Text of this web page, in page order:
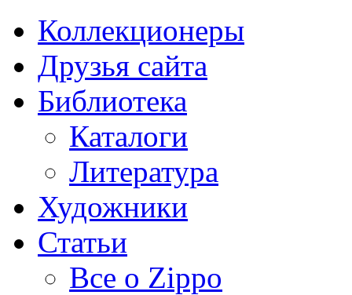
Коллекционеры
Друзья сайта
Библиотека
Каталоги
Литература
Художники
Статьи
Все о Zippo